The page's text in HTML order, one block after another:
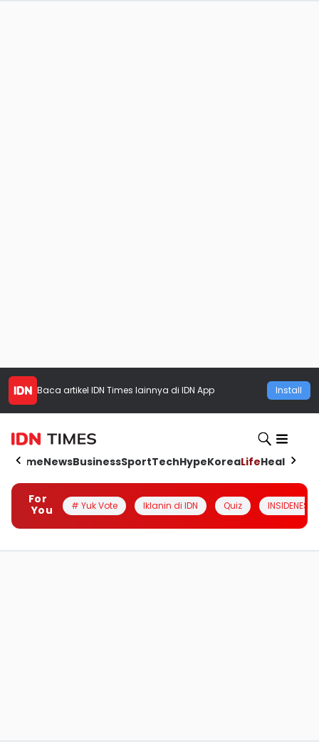
Baca artikel IDN Times lainnya di IDN App Install
HomeNewsBusinessSportTechHypeKoreaLifeHealth
For
You
# Yuk Vote Iklanin di IDN Quiz INSIDENESIA